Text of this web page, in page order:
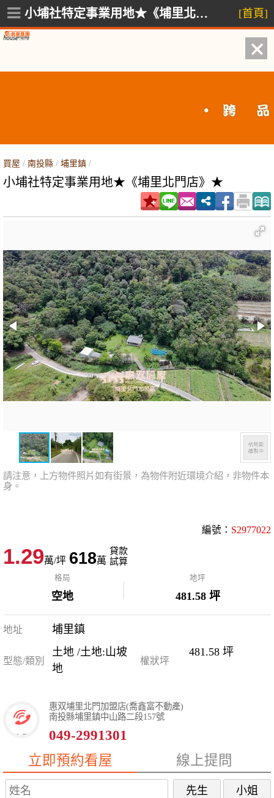
買屋 / 南投縣 / 埔里鎮 /
小埔社特定事業用地★《埔里北門店》★
請注意，上方物件照片如有街景，為物件附近環境介紹，非物件本
身。
編號： S2977022
1.29萬/坪 618萬
貸款
試算
格局
空地
地坪
481.58 坪
地址 埔里鎮
型態/類別
土地 /土地:山坡
地
權狀坪
481.58 坪
惠双埔里北門加盟店(喬鑫富不動產)
南投縣埔里鎮中山路二段157號
049-2991301
立即預約看屋
線上提問
先生 小姐
小埔社特定事業用地★《埔里北門店》★,埔里鎮 [首頁]